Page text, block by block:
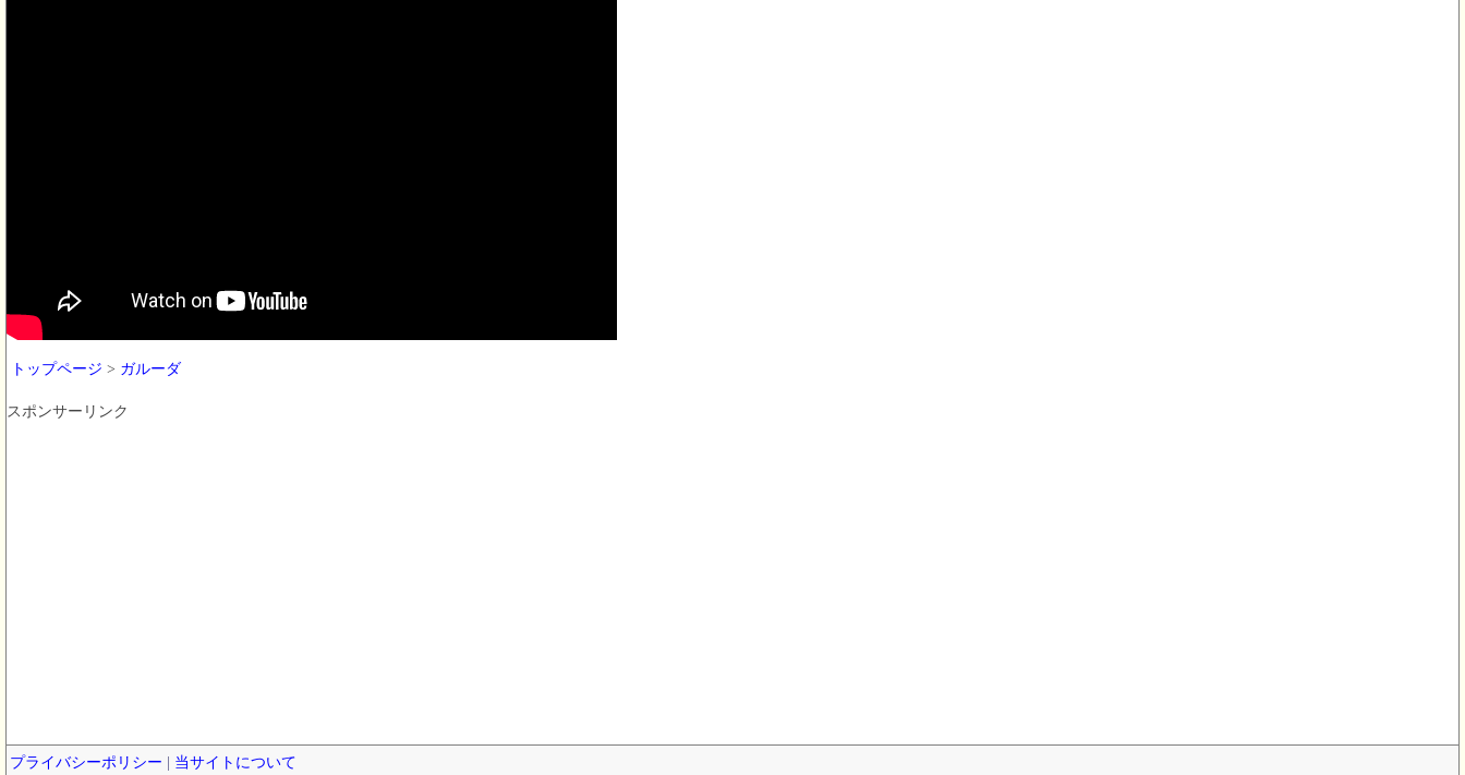
トップページ > ガルーダ
スポンサーリンク
プライバシーポリシー 当サイトについて